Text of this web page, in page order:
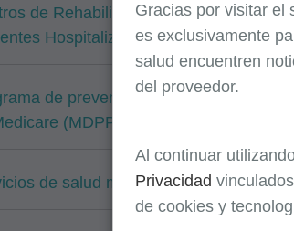
de Rehabilitación para
Hospitalizados (IRF)
de prevención de la diabetes
(MDPP)
de salud mental
Gracias por visitar el
es exclusivamente
salud encuentren
del proveedor.
Al continuar
Privacidad
de cookies y